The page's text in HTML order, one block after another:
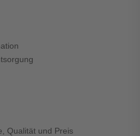
Qualität und Preis